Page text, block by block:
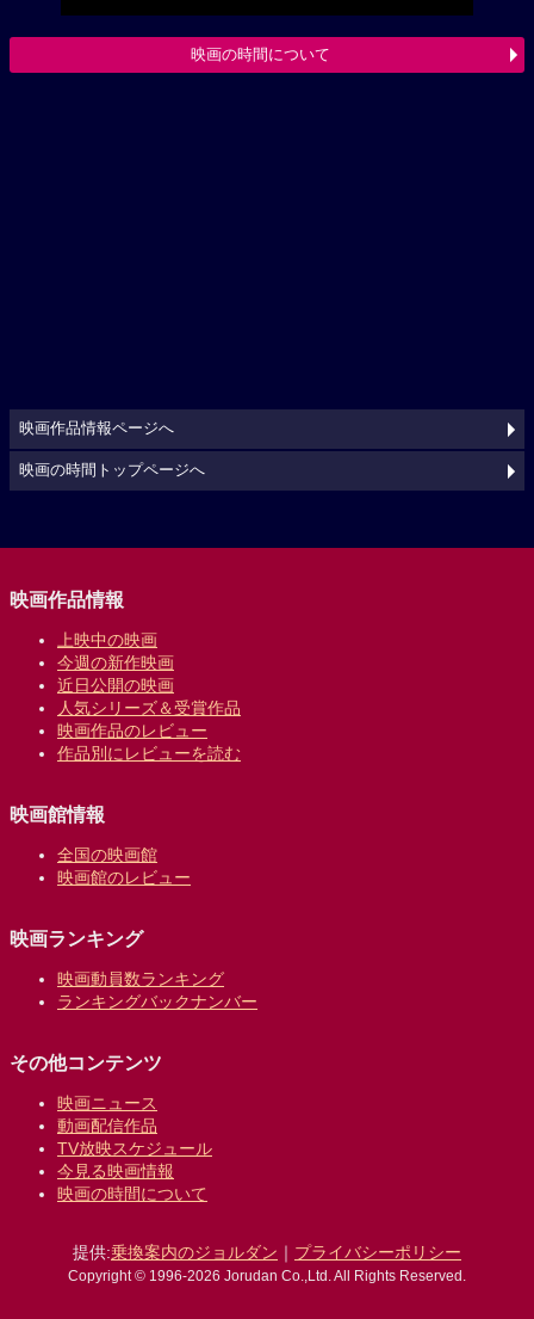
映画の時間について
映画作品情報ページへ
映画の時間トップページへ
映画作品情報
上映中の映画
今週の新作映画
近日公開の映画
人気シリーズ＆受賞作品
映画作品のレビュー
作品別にレビューを読む
映画館情報
全国の映画館
映画館のレビュー
映画ランキング
映画動員数ランキング
ランキングバックナンバー
その他コンテンツ
映画ニュース
動画配信作品
TV放映スケジュール
今見る映画情報
映画の時間について
提供:乗換案内のジョルダン ｜ プライバシーポリシー
Copyright © 1996-2026 Jorudan Co.,Ltd. All Rights Reserved.